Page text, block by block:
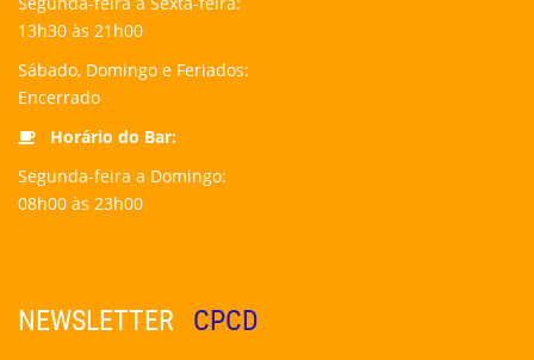
13h30 às 21h00
Sábado, Domingo e Feriados:
Encerrado
Horário do Bar:
Segunda-feira a Domingo:
08h00 às 23h00
NEWSLETTER CPCD